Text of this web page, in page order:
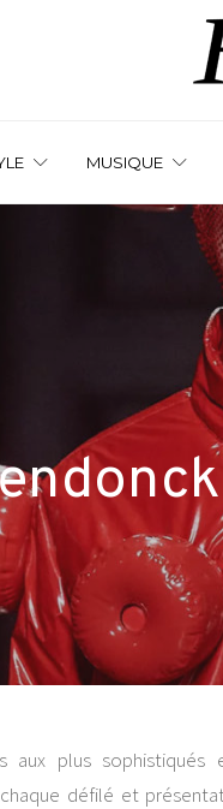
MUSIQUE
aux plus
défilé et